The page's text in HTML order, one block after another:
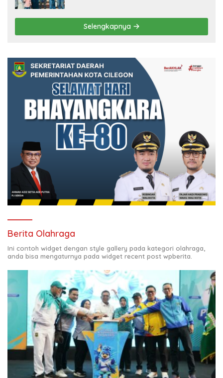
Selengkapnya
Berita Olahraga
Ini contoh widget dengan style gallery pada kategori olahraga,
anda bisa mengaturnya pada widget recent post wpberita.